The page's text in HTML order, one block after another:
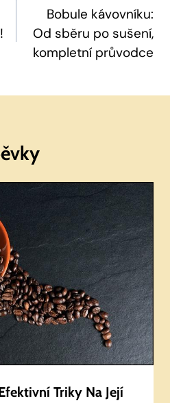
Bobule kávovníku:
Od sběru po sušení,
kompletní průvodce
Triky Na Její